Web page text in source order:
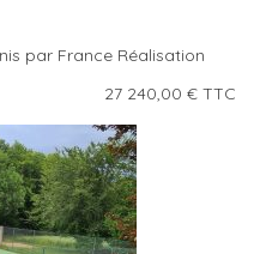
par France Réalisation
27 240,00 € TTC